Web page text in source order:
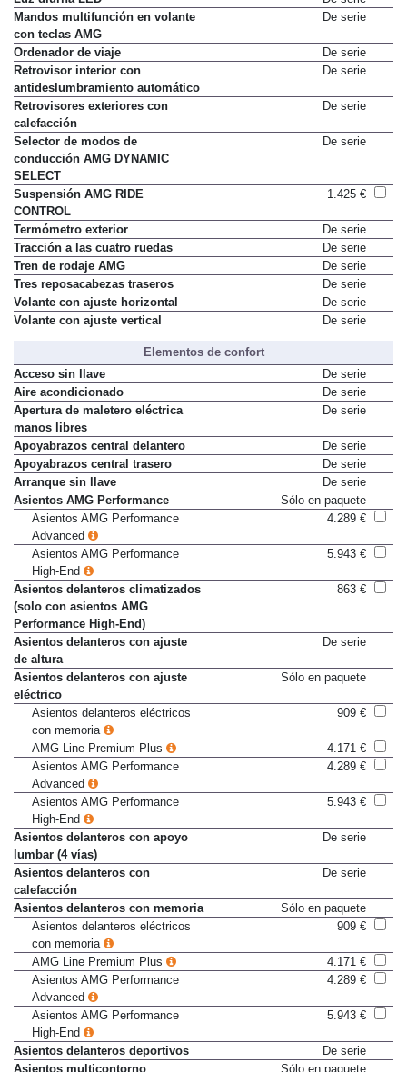
Luz diurna LED
De serie
Mandos multifunción en volante
con teclas AMG
Ordenador de viaje
De serie
Retrovisor interior con
antideslumbramiento automático
Retrovisores exteriores con
calefacción
Selector de modos de
conducción AMG DYNAMIC
SELECT
Suspensión AMG RIDE
CONTROL
Termómetro exterior
De serie
Tracción a las cuatro ruedas
De serie
Tren de rodaje AMG
De serie
Tres reposacabezas traseros
De serie
Volante con ajuste horizontal
De serie
Elementos de confort
Acceso sin llave
De serie
Aire acondicionado
De serie
Apertura de maletero eléctrica
manos libres
Apoyabrazos central delantero
De serie
Apoyabrazos central trasero
De serie
Arranque sin llave
De serie
Asientos AMG Performance
Sólo en paquete
Asientos AMG Performance
Advanced
Asientos AMG Performance
High-End
Asientos delanteros climatizados
(solo con asientos AMG
Performance High-End)
Asientos delanteros con ajuste
de altura
Asientos delanteros con ajuste
eléctrico
Asientos delanteros eléctricos
con memoria
AMG Line Premium Plus
4.171 €
Asientos AMG Performance
Advanced
Asientos AMG Performance
High-End
Asientos delanteros con apoyo
lumbar (4 vías)
Asientos delanteros con
calefacción
Asientos delanteros con memoria
Sólo en paquete
Asientos delanteros eléctricos
con memoria
AMG Line Premium Plus
4.171 €
Asientos AMG Performance
Advanced
Asientos AMG Performance
High-End
Asientos delanteros deportivos
De serie